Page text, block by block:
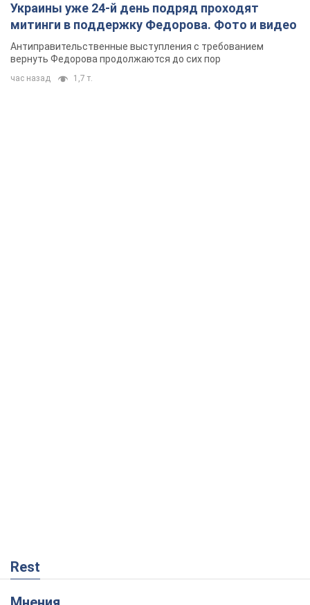
Украины уже 24-й день подряд проходят
митинги в поддержку Федорова. Фото и видео
Антиправительственные выступления с требованием
вернуть Федорова продолжаются до сих пор
час назад 1,7 т.
Rest